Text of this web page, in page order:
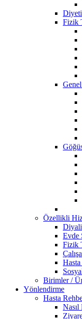
Fizik
Özellikli
Evde
Fizik
Birimler /
Yönlendirme
Hasta
Nasıl